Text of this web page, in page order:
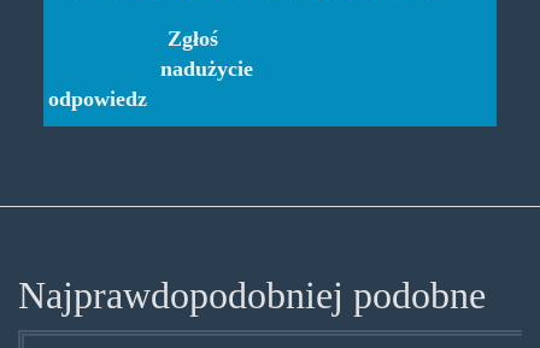
odpowiedz
Zgłoś
nadużycie
Najprawdopodobniej podobne